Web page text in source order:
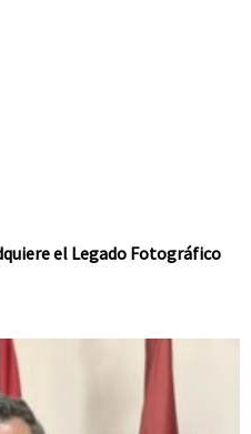
el Legado Fotográfico